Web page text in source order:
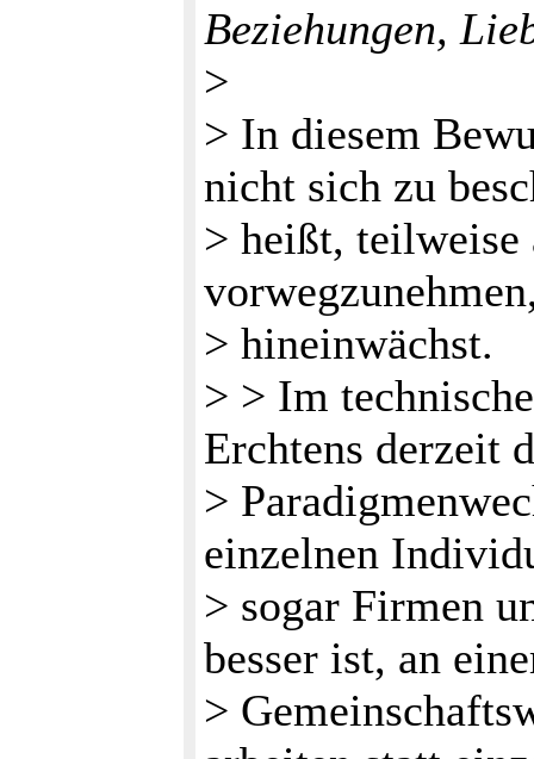
Beziehungen,
>
> In diesem
nicht sich zu
> heißt,
> hineinwächst.
> > Im
Erchtens derzeit
>
einzelnen
> sogar Firmen
besser ist, an
>